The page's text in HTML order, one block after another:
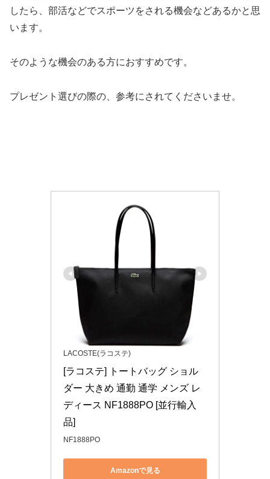
したら、部活などでスポーツをされる機会などあるかと思
います。
そのような機会のある方におすすめです。
プレゼント選びの際の、参考にされてくださいませ。
LACOSTE(ラコステ)
[ラコステ] トートバッグ ショル
ダー 大きめ 通勤 通学 メンズ レ
ディース NF1888PO [並行輸入
品]
NF1888PO
Amazonで見る